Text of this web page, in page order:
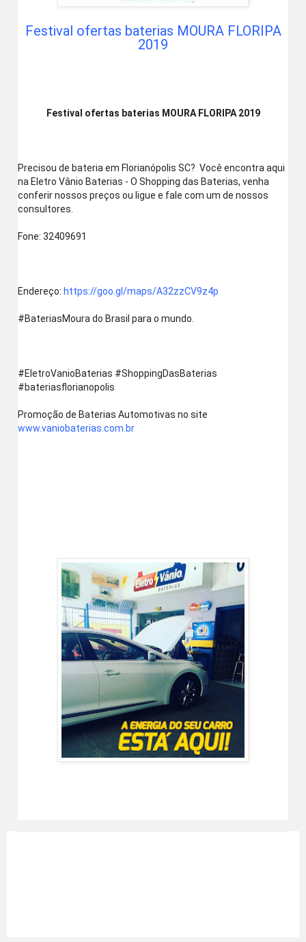
Festival ofertas baterias MOURA FLORIPA
2019
Festival ofertas baterias MOURA FLORIPA 2019
Precisou de bateria em Florianópolis SC?  Você encontra aqui
na Eletro Vânio Baterias - O Shopping das Baterias, venha
conferir nossos preços ou ligue e fale com um de nossos
consultores.
Fone: 32409691
Endereço: https://goo.gl/maps/A32zzCV9z4p
‪#‎BateriasMoura‬ do Brasil para o mundo.
‪#‎EletroVanioBaterias‬ ‪#‎ShoppingDasBaterias‬
‪#‎bateriasflorianopolis‬
www.vaniobaterias.com.br